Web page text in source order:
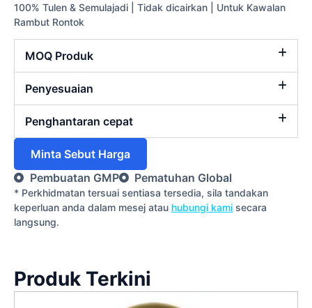
100% Tulen & Semulajadi | Tidak dicairkan | Untuk Kawalan
Rambut Rontok
MOQ Produk
Penyesuaian
Penghantaran cepat
Minta Sebut Harga
Pembuatan GMP
Pematuhan Global
* Perkhidmatan tersuai sentiasa tersedia, sila tandakan
keperluan anda dalam mesej atau hubungi kami secara
langsung.
Produk Terkini